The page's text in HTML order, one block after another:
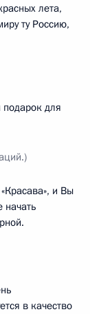
лета,
ту Россию,
подарок для
и Вы
в качество